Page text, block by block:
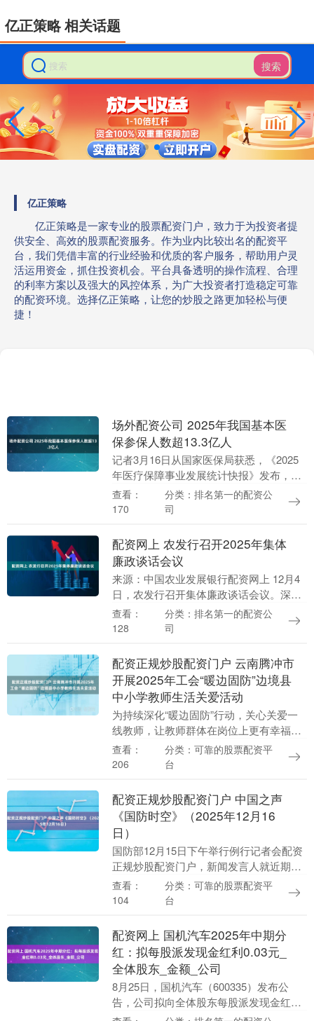
搜索
亿正策略
亿正策略是一家专业的股票配资门户，致力于为投资者提
供安全、高效的股票配资服务。作为业内比较出名的配资平
台，我们凭借丰富的行业经验和优质的客户服务，帮助用户灵
活运用资金，抓住投资机会。平台具备透明的操作流程、合理
的利率方案以及强大的风控体系，为广大投资者打造稳定可靠
的配资环境。选择亿正策略，让您的炒股之路更加轻松与便
捷！
亿正策略 相关话题
场外配资公司 2025年我国基本医
保参保人数超13.3亿人
记者3月16日从国家医保局获悉，《2025
年医疗保障事业发展统计快报》发布，截
至2025年底，基本医疗保险参保人数达
133068.14万人场外配资公司，参保率
查看：
170
分类：排名第一的配资公
司
配资网上 农发行召开2025年集体
廉政谈话会议
来源：中国农业发展银行配资网上 12月4
日，农发行召开集体廉政谈话会议。深入
学习贯彻党的二十届四中全会精神，深刻
领悟习近平总书记关于党的自我革命的重
查看：
128
分类：排名第一的配资公
司
配资正规炒股配资门户 云南腾冲市
开展2025年工会“暖边固防”边境县
中小学教师生活关爱活动
为持续深化“暖边固防”行动，关心关爱一
线教师，让教师群体在岗位上更有幸福
感、事业上更有成就感、社会上更有荣誉
感，助力教师安心扎根边疆、潜心育人，
查看：
206
分类：可靠的股票配资平
台
配资正规炒股配资门户 中国之声
《国防时空》（2025年12月16
日）
国防部12月15日下午举行例行记者会配资
正规炒股配资门户，新闻发言人就近期涉
军问题发布消息并回答记者提问。 重点关
注：国务院办公厅、中央军委办公厅印发
查看：
104
分类：可靠的股票配资平
台
配资网上 国机汽车2025年中期分
红：拟每股派发现金红利0.03元_
全体股东_金额_公司
8月25日，国机汽车（600335）发布公
告，公司拟向全体股东每股派发现金红利
0.03元（含税）配资网上，预计总派发金